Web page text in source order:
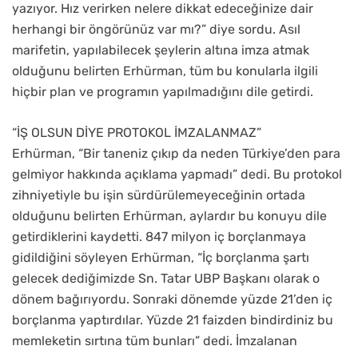
yazıyor. Hız verirken nelere dikkat edeceğinize dair
herhangi bir öngörünüz var mı?” diye sordu. Asıl
marifetin, yapılabilecek şeylerin altına imza atmak
olduğunu belirten Erhürman, tüm bu konularla ilgili
hiçbir plan ve programın yapılmadığını dile getirdi.
“İŞ OLSUN DİYE PROTOKOL İMZALANMAZ”
Erhürman, “Bir taneniz çıkıp da neden Türkiye’den para
gelmiyor hakkında açıklama yapmadı” dedi. Bu protokol
zihniyetiyle bu işin sürdürülemeyeceğinin ortada
olduğunu belirten Erhürman, aylardır bu konuyu dile
getirdiklerini kaydetti. 847 milyon iç borçlanmaya
gidildiğini söyleyen Erhürman, “İç borçlanma şartı
gelecek dediğimizde Sn. Tatar UBP Başkanı olarak o
dönem bağırıyordu. Sonraki dönemde yüzde 21’den iç
borçlanma yaptırdılar. Yüzde 21 faizden bindirdiniz bu
memleketin sırtına tüm bunları” dedi. İmzalanan